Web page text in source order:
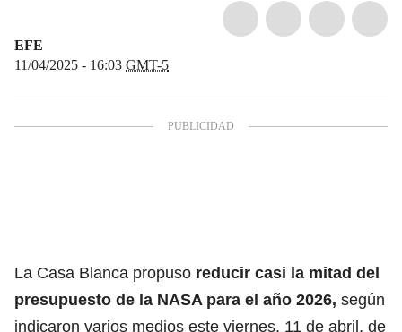
EFE
11/04/2025 - 16:03 GMT-5
La Casa Blanca propuso reducir casi la mitad del
presupuesto de la NASA para el año 2026, según
indicaron varios medios este viernes, 11 de abril, de